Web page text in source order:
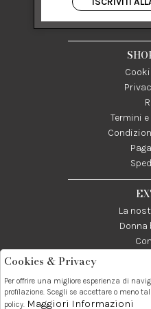
84122
P IVA
Termini
La
Donna
Telefono:
089237858
Cookies & Privacy
Per offrire una migliore esperienza di
profilazione. Scegli se accettare o meno
policy. Maggiori Informazioni